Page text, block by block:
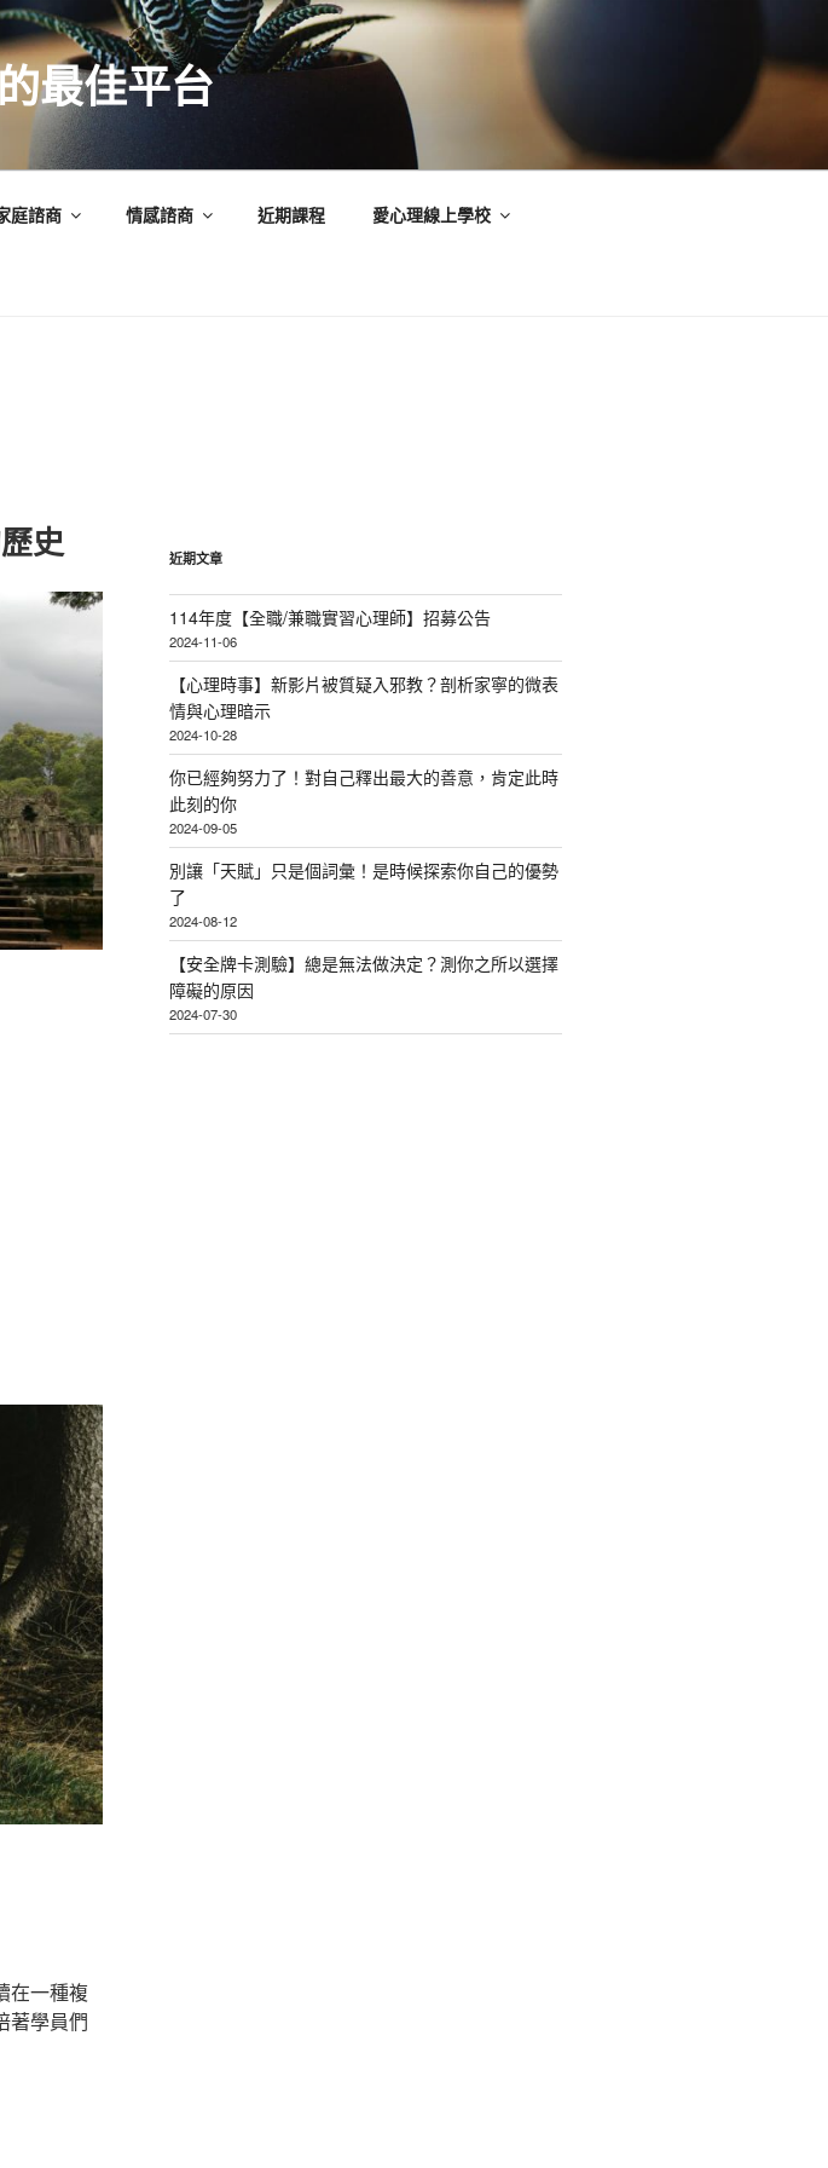
最佳平台
庭諮商 情感諮商 近期課程 愛心理線上學校
史
在一種複
著學員們
近期文章
114年度【全職/兼職實習心理師】招募公告
2024-11-06
【心理時事】新影片被質疑入邪教？剖析家寧的微表
情與心理暗示
2024-10-28
你已經夠努力了！對自己釋出最大的善意，肯定此時
此刻的你
2024-09-05
別讓「天賦」只是個詞彙！是時候探索你自己的優勢
了
2024-08-12
【安全牌卡測驗】總是無法做決定？測你之所以選擇
障礙的原因
2024-07-30